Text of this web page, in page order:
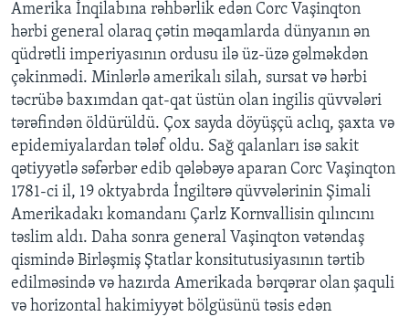
Amerika İnqilabına rəhbərlik edən Corc Vaşinqton
hərbi general olaraq çətin məqamlarda dünyanın ən
qüdrətli imperiyasının ordusu ilə üz-üzə gəlməkdən
çəkinmədi. Minlərlə amerikalı silah, sursat və hərbi
təcrübə baxımdan qat-qat üstün olan ingilis qüvvələri
tərəfindən öldürüldü. Çox sayda döyüşçü aclıq, şaxta və
epidemiyalardan tələf oldu. Sağ qalanları isə sakit
qətiyyətlə səfərbər edib qələbəyə aparan Corc Vaşinqton
1781-ci il, 19 oktyabrda İngiltərə qüvvələrinin Şimali
Amerikadakı komandanı Çarlz Kornvallisin qılıncını
təslim aldı. Daha sonra general Vaşinqton vətəndaş
qismində Birləşmiş Ştatlar konsitutusiyasının tərtib
edilməsində və hazırda Amerikada bərqərar olan şaquli
və horizontal hakimiyyət bölgüsünü təsis edən